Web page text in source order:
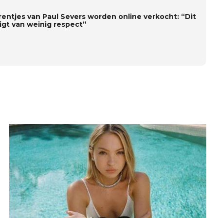
van Paul Severs worden online verkocht: “Dit
van weinig respect”